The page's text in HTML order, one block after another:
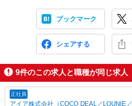
ブックマーク
シェアする
9件のこの求人と職種が同じ求人
正社員
アイア株式会社（COCO DEAL／LOUNIE